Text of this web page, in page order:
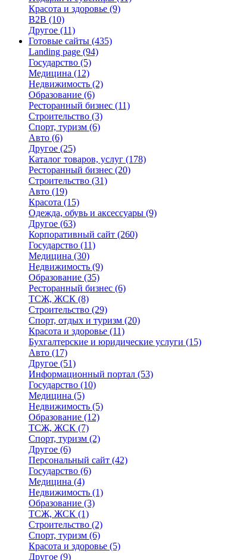
Красота и здоровье (9)
B2B (10)
Другое (11)
Готовые сайты (435)
Landing page (94)
Государство (5)
Медицина (12)
Недвижимость (2)
Образование (6)
Ресторанный бизнес (11)
Строительство (3)
Спорт, туризм (6)
Авто (6)
Другое (25)
Каталог товаров, услуг (178)
Ресторанный бизнес (20)
Строительство (31)
Авто (19)
Красота (15)
Одежда, обувь и аксессуары (9)
Другое (63)
Корпоративный сайт (260)
Государство (11)
Медицина (30)
Недвижимость (9)
Образование (35)
Ресторанный бизнес (6)
ТСЖ, ЖСК (8)
Строительство (29)
Спорт, отдых и туризм (20)
Красота и здоровье (11)
Бухгалтерские и юридические услуги (15)
Авто (17)
Другое (51)
Информационный портал (53)
Государство (10)
Медицина (5)
Недвижимость (5)
Образование (12)
ТСЖ, ЖСК (7)
Спорт, туризм (2)
Другое (6)
Персональный сайт (42)
Государство (6)
Медицина (4)
Недвижимость (1)
Образование (3)
ТСЖ, ЖСК (1)
Строительство (2)
Спорт, туризм (6)
Красота и здоровье (5)
Другое (9)